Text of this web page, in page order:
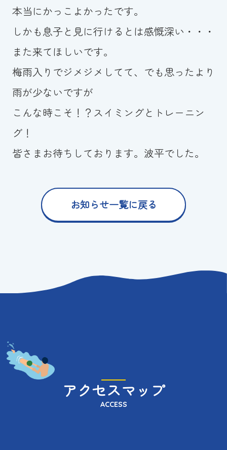
本当にかっこよかったです。
しかも息子と見に行けるとは感慨深い・・・
また来てほしいです。
梅雨入りでジメジメしてて、でも思ったより
雨が少ないですが
こんな時こそ！？スイミングとトレーニン
グ！
皆さまお待ちしております。波平でした。
お知らせ一覧に戻る
アクセスマップ
ACCESS